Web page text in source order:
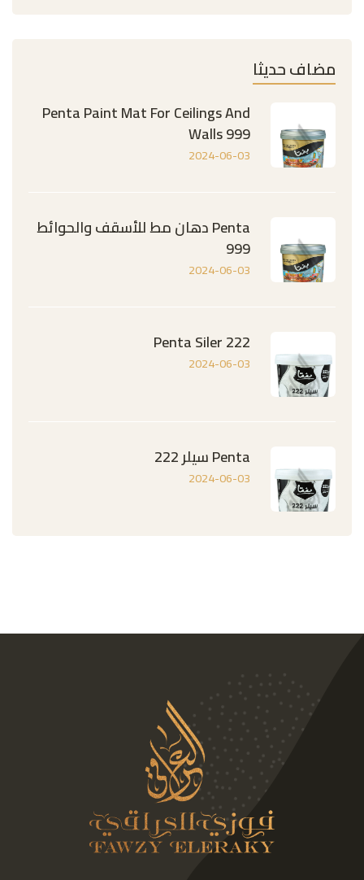
مضاف حديثا
Penta Paint Mat For Ceilings And
Walls 999
2024-06-03
Penta دهان مط للأسقف والحوائط
999
2024-06-03
Penta Siler 222
2024-06-03
Penta سيلر 222
2024-06-03